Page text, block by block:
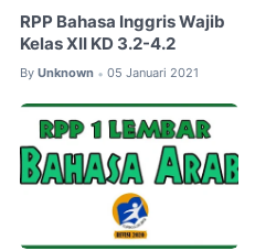
RPP Bahasa Inggris Wajib
Kelas XII KD 3.2-4.2
By Unknown • 05 Januari 2021